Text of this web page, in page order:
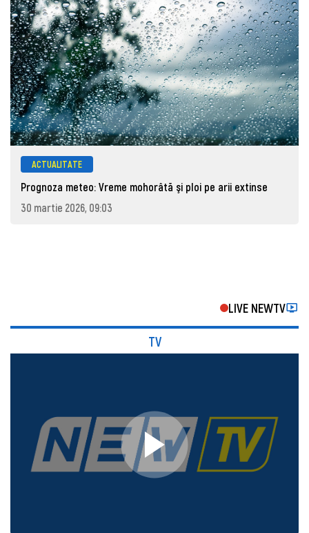
ACTUALITATE
Prognoza meteo: Vreme mohorâtă şi ploi pe arii extinse
30 martie 2026, 09:03
LIVE NEWTV
TV